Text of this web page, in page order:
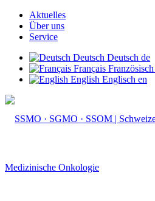
Aktuelles
Über uns
Service
Deutsch Deutsch de
Français Französisch
English Englisch en